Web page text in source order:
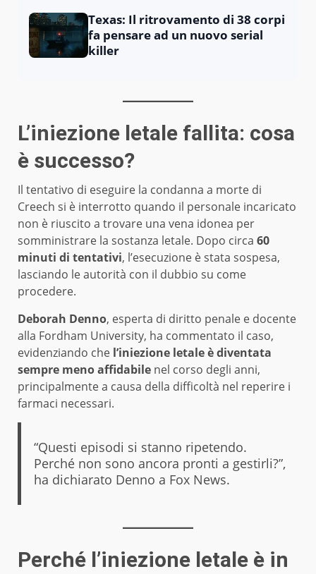
Texas: Il ritrovamento di 38 corpi
fa pensare ad un nuovo serial
killer
L’iniezione letale fallita: cosa
è successo?
Il tentativo di eseguire la condanna a morte di
Creech si è interrotto quando il personale incaricato
non è riuscito a trovare una vena idonea per
somministrare la sostanza letale. Dopo circa 60
minuti di tentativi, l’esecuzione è stata sospesa,
lasciando le autorità con il dubbio su come
procedere.
Deborah Denno, esperta di diritto penale e docente
alla Fordham University, ha commentato il caso,
evidenziando che l’iniezione letale è diventata
sempre meno affidabile nel corso degli anni,
principalmente a causa della difficoltà nel reperire i
farmaci necessari.
“Questi episodi si stanno ripetendo.
Perché non sono ancora pronti a gestirli?”,
ha dichiarato Denno a Fox News.
Perché l’iniezione letale è in